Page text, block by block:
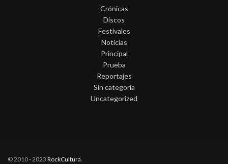
Crónicas
Discos
Festivales
Noticias
Principal
Prueba
Reportajes
Sin categoría
Uncategorized
© 2010 - 2023 RockCultura